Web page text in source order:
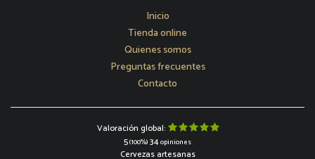
Inicio
Tienda online
Quienes somos
Preguntas frecuentes
Contacto
Valoración global:
5(100%)34opiniones
Cervezas artesanas